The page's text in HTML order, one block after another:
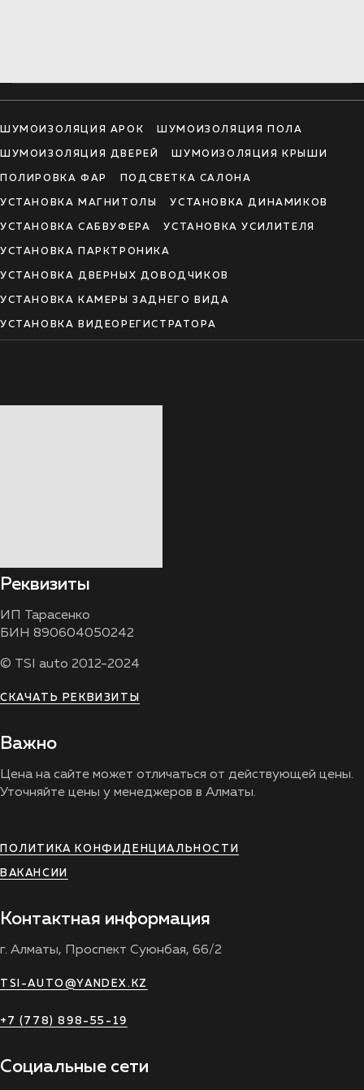
ШУМОИЗОЛЯЦИЯ АРОК ШУМОИЗОЛЯЦИЯ ПОЛА
ШУМОИЗОЛЯЦИЯ ДВЕРЕЙ ШУМОИЗОЛЯЦИЯ КРЫШИ
ПОЛИРОВКА ФАР ПОДСВЕТКА САЛОНА
УСТАНОВКА МАГНИТОЛЫ УСТАНОВКА ДИНАМИКОВ
УСТАНОВКА САБВУФЕРА УСТАНОВКА УСИЛИТЕЛЯ
УСТАНОВКА ПАРКТРОНИКА
УСТАНОВКА ДВЕРНЫХ ДОВОДЧИКОВ
УСТАНОВКА КАМЕРЫ ЗАДНЕГО ВИДА
УСТАНОВКА ВИДЕОРЕГИСТРАТОРА
Реквизиты
ИП Тарасенко
БИН 890604050242
© TSI auto 2012-2024
СКАЧАТЬ РЕКВИЗИТЫ
Важно
Цена на сайте может отличаться от действующей цены.
Уточняйте цены у менеджеров в Алматы.
ПОЛИТИКА КОНФИДЕНЦИАЛЬНОСТИ
ВАКАНСИИ
Контактная информация
г. Алматы, Проспект Суюнбая, 66/2
TSI-AUTO@YANDEX.KZ
+7 (778) 898-55-19
Социальные сети